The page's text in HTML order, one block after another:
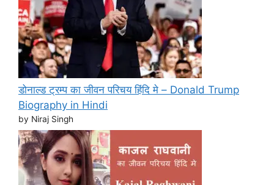
डोनाल्ड ट्रम्प का जीवन परिचय हिंदि मे – Donald Trump
Biography in Hindi
by Niraj Singh